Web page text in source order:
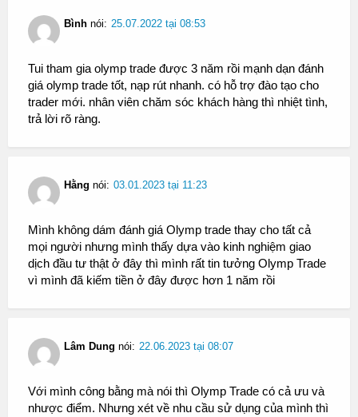
Bình nói: 25.07.2022 tại 08:53
Tui tham gia olymp trade được 3 năm rồi mạnh dạn đánh
giá olymp trade tốt, nạp rút nhanh. có hỗ trợ đào tạo cho
trader mới. nhân viên chăm sóc khách hàng thì nhiệt tình,
trả lời rõ ràng.
Hằng nói: 03.01.2023 tại 11:23
Mình không dám đánh giá Olymp trade thay cho tất cả
mọi người nhưng mình thấy dựa vào kinh nghiệm giao
dịch đầu tư thật ở đây thì mình rất tin tưởng Olymp Trade
vì mình đã kiếm tiền ở đây được hơn 1 năm rồi
Lâm Dung nói: 22.06.2023 tại 08:07
Với mình công bằng mà nói thì Olymp Trade có cả ưu và
nhược điểm. Nhưng xét về nhu cầu sử dụng của mình thì